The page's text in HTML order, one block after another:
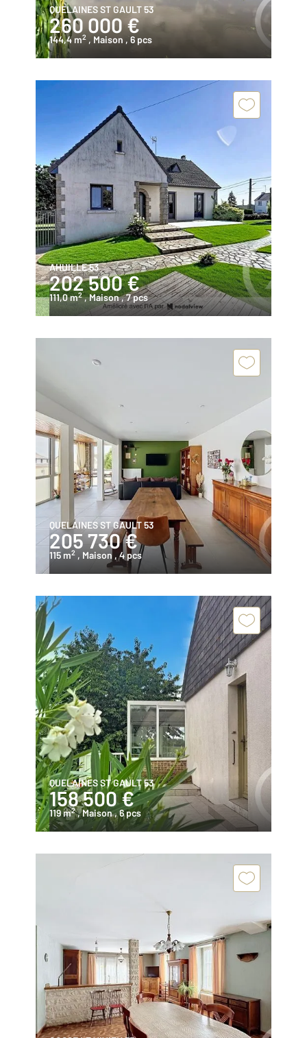
QUELAINES ST GAULT 53
260 000 €
144,4 m2 , Maison , 6 pcs
AHUILLE 53
202 500 €
111,0 m2 , Maison, 7 pcs
QUELAINES ST GAULT 53
205 730 €
115 m2 , Maison , 4 pcs
QUELAINES ST GAULT 53
158 500 €
119 m2 , Maison, 6 pcs